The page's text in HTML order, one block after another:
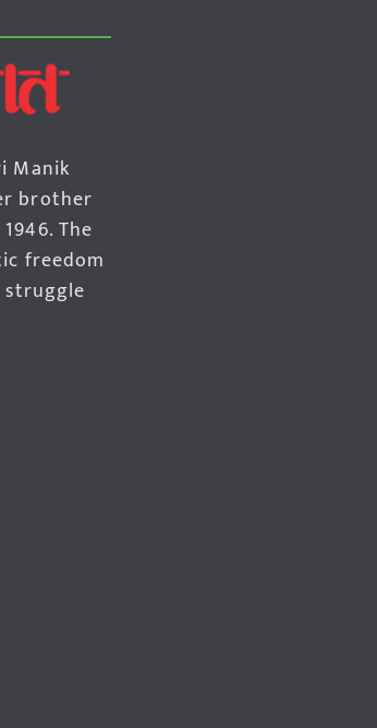
Manik
brother
The
freedom